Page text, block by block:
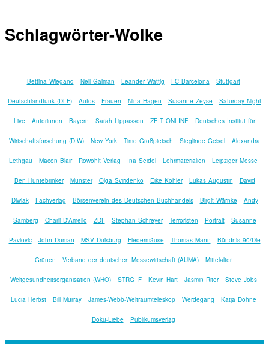
Schlagwörter-Wolke
Bettina Wiegand Neil Gaiman Leander Wattig FC Barcelona Stuttgart
Deutschlandfunk (DLF) Autos Frauen Nina Hagen Susanne Zeyse Saturday Night
Live Autorinnen Bayern Sarah Lippasson ZEIT ONLINE Deutsches Institut für
Wirtschaftsforschung (DIW) New York Timo Großpietsch Sieglinde Geisel Alexandra
Lethgau Macon Blair Rowohlt Verlag Ina Seidel Lehrmaterialien Leipziger Messe
Ben Huntebrinker Münster Olga Sviridenko Eike Köhler Lukas Augustin David
Diwiak Fachverlag Börsenverein des Deutschen Buchhandels Birgit Wärnke Andy
Samberg Charli D'Amelio ZDF Stephan Schreyer Terroristen Portrait Susanne
Pavlovic John Doman MSV Duisburg Fledermäuse Thomas Mann Bündnis 90/Die
Grünen Verband der deutschen Messewirtschaft (AUMA) Mittelalter
Weltgesundheitsorganisation (WHO) STRG_F Kevin Hart Jasmin Riter Steve Jobs
Lucia Herbst Bill Murray James-Webb-Weltraumteleskop Werdegang Katja Döhne
Doku-Liebe Publikumsverlag